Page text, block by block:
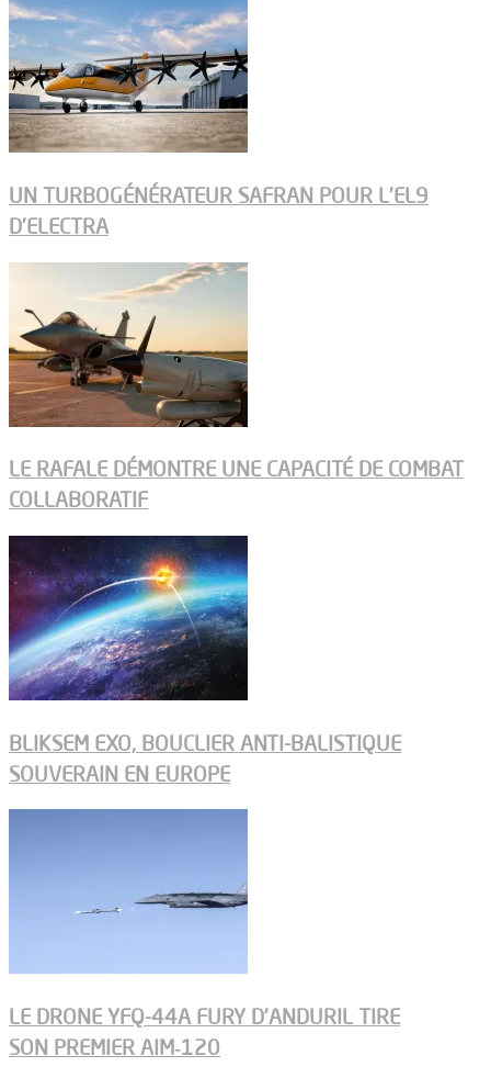
UN TURBOGÉNÉRATEUR SAFRAN POUR L’EL9
D’ELECTRA
LE RAFALE DÉMONTRE UNE CAPACITÉ DE COMBAT
COLLABORATIF
BLIKSEM EXO, BOUCLIER ANTI-BALISTIQUE
SOUVERAIN EN EUROPE
LE DRONE YFQ-44A FURY D’ANDURIL TIRE
SON PREMIER AIM‑120